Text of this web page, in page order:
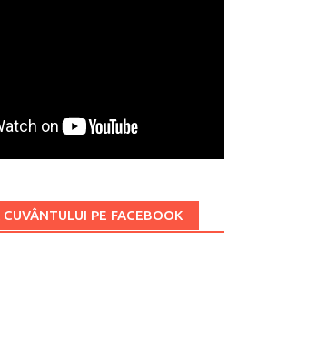
PE FACEBOOK